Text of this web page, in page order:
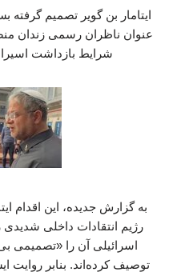
ایتامار بن گویر تصمیم
عنوان ناظران رسمی زندان
شرایط بازداشت
به گزارش جدیده، این اقدام
رژیم انتقادات داخلی
اسرائیلی آن را «تصمیمی
توصیف کرده‌اند. بنابر روایت